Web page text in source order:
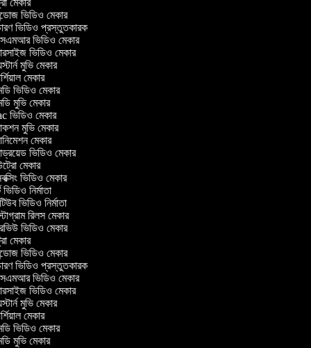
মেকার
ভিডিও মেকার
ভিডিও প্রস্তুতকারক
ভিডিও মেকার
ভিডিও মেকার
মুভি মেকার
মেকার
ভিডিও মেকার
মুভি মেকার
ভিডিও মেকার
মুভি মেকার
মেকার
ভিডিও মেকার
মেকার
ভিডিও মেকার
নির্মাতা
ভিডিও নির্মাতা
রিলস মেকার
ভিডিও মেকার
মেকার
ভিডিও মেকার
ভিডিও প্রস্তুতকারক
ভিডিও মেকার
ভিডিও মেকার
মুভি মেকার
মেকার
ভিডিও মেকার
মুভি মেকার